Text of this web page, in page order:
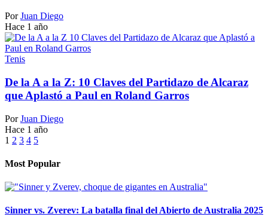
Por Juan Diego
Hace 1 año
Tenis
De la A a la Z: 10 Claves del Partidazo de Alcaraz
que Aplastó a Paul en Roland Garros
Por Juan Diego
Hace 1 año
1 2 3 4 5
Most Popular
Sinner vs. Zverev: La batalla final del Abierto de Australia 2025